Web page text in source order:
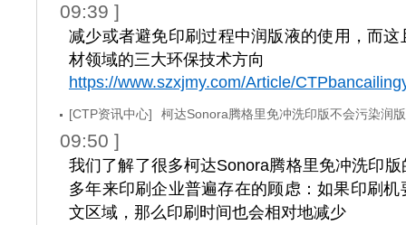
09:39 ]
减少或者避免印刷过程中润版液的使用，而
材领域的三大环保技术方向
https://www.szxjmy.com/Article/
[CTP资讯中心] 柯达Sonora腾格里免冲洗印版不会污染润
09:50 ]
我们了解了很多柯达Sonora腾格里免冲洗印
多年来印刷企业普遍存在的顾虑：如果印刷
文区域，那么印刷时间也会相对地减少